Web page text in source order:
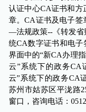
认证中心CA证书和方
章。CA证书及电子签
—法规政策-- 《转发
统CA数字证书和电子
界面中的“新CA办理
云”系统下的政务CA
云”系统下的政务CA
苏州市姑苏区平泷路
窗口，咨询电话：